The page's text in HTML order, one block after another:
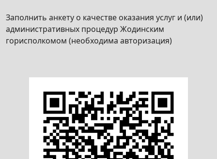
Получение решения об отмене решения о
переводе нежилого помещения в жилое
«Внесение изменения в ранее выданную
ремонтно-реставрационные работы,
установку зарядных станций в части
подготовки архитектурно-планировочного
задания и (или) схемы размещения объекта
(либо внесения изменений в них), получения
новых технических условий и технических
Заполнить анкету о качестве оказания услуг и (или)
административных процедур Жодинским
горисполкомом (необходима авторизация)